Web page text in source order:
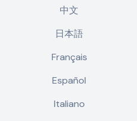
中文
日本語
Français
Español
Italiano